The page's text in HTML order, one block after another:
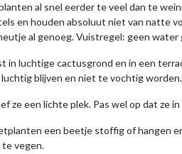
al snel eerder te veel dan te
en houden absoluut niet van natte
al genoeg. Vuistregel: geen
in luchtige cactusgrond en in een
blijven en niet te vochtig
ze een lichte plek. Pas wel op dat
een beetje stoffig of hangen
te vegen.